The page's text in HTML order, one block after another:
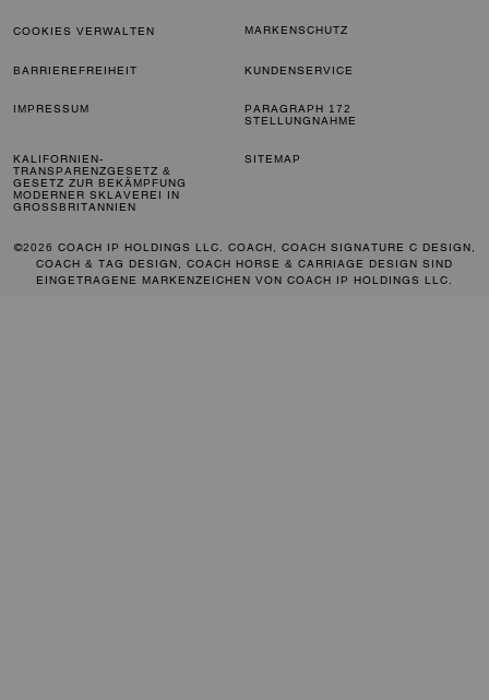
COOKIES VERWALTEN MARKENSCHUTZ
BARRIEREFREIHEIT KUNDENSERVICE
IMPRESSUM
PARAGRAPH 172
STELLUNGNAHME
KALIFORNIEN-
TRANSPARENZGESETZ &
GESETZ ZUR BEKÄMPFUNG
MODERNER SKLAVEREI IN
GROSSBRITANNIEN
SITEMAP
©2026 COACH IP HOLDINGS LLC. COACH, COACH SIGNATURE C DESIGN,
COACH & TAG DESIGN, COACH HORSE & CARRIAGE DESIGN SIND
EINGETRAGENE MARKENZEICHEN VON COACH IP HOLDINGS LLC.